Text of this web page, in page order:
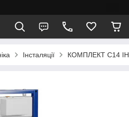
Інсталяції КОМПЛЕКТ С14